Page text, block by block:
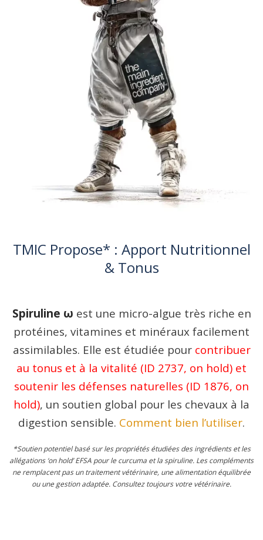
TMIC Propose* : Apport Nutritionnel
& Tonus
Spiruline ω est une micro-algue très riche en
protéines, vitamines et minéraux facilement
assimilables. Elle est étudiée pour contribuer
au tonus et à la vitalité (ID 2737, on hold) et
soutenir les défenses naturelles (ID 1876, on
hold), un soutien global pour les chevaux à la
digestion sensible. Comment bien l’utiliser.
*Soutien potentiel basé sur les propriétés étudiées des ingrédients et les
allégations ‘on hold’ EFSA pour le curcuma et la spiruline. Les compléments
ne remplacent pas un traitement vétérinaire, une alimentation équilibrée
ou une gestion adaptée. Consultez toujours votre vétérinaire.